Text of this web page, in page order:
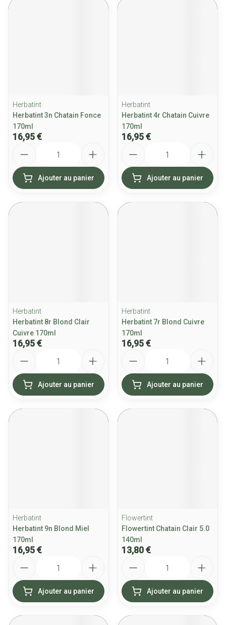
Herbatint
Herbatint 3n Chatain Fonce
170ml
16,95 €
Ajouter au panier
Herbatint
Herbatint 4r Chatain Cuivre
170ml
16,95 €
Ajouter au panier
Herbatint
Herbatint 8r Blond Clair
Cuivre 170ml
16,95 €
Ajouter au panier
Herbatint
Herbatint 7r Blond Cuivre
170ml
16,95 €
Ajouter au panier
Herbatint
Herbatint 9n Blond Miel
170ml
16,95 €
Ajouter au panier
Flowertint
Flowertint Chatain Clair 5.0
140ml
13,80 €
Ajouter au panier